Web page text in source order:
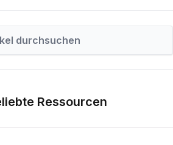
Ressourcen